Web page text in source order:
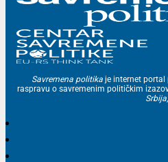
Savremena politika je internet portal
raspravu o savremenim političkim
Srbija